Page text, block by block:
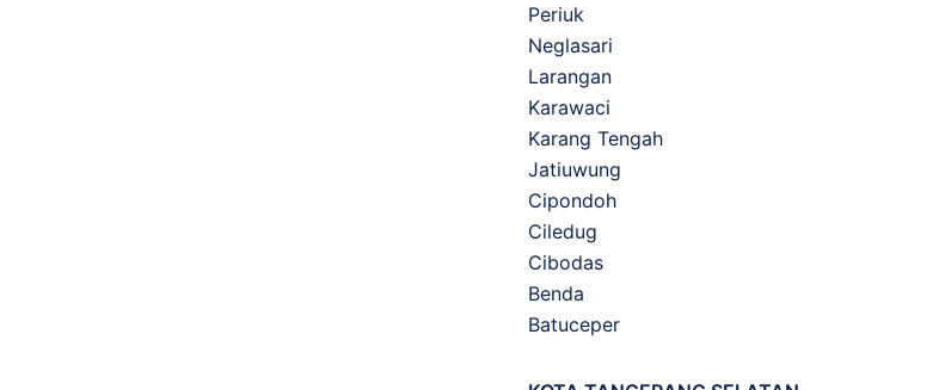
Periuk
Neglasari
Larangan
Karawaci
Karang Tengah
Jatiuwung
Cipondoh
Ciledug
Cibodas
Benda
Batuceper